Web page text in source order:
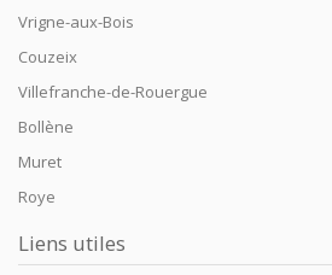
Vrigne-aux-Bois
Couzeix
Villefranche-de-Rouergue
Bollène
Muret
Roye
Liens utiles